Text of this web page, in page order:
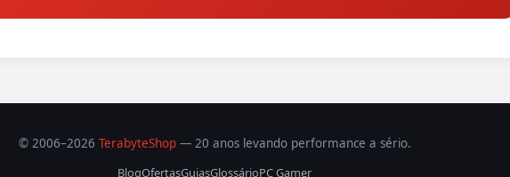
© 2006–2026 TerabyteShop— 20 anos levando performance a sério.
BlogOfertasGuiasGlossárioPC Gamer